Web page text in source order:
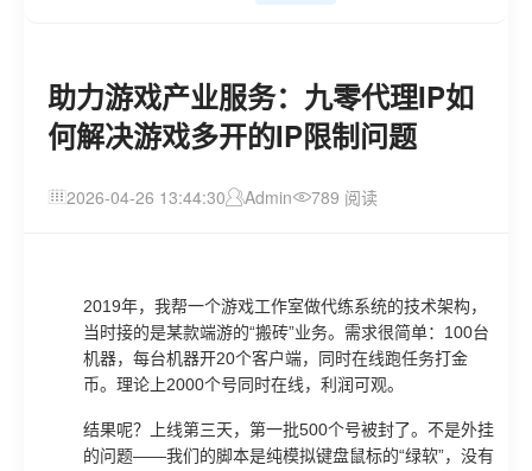
助力游戏产业服务：九零代理IP如
何解决游戏多开的IP限制问题
2026-04-26 13:44:30 Admin 789 阅读
2019年，我帮一个游戏工作室做代练系统的技术架构，
当时接的是某款端游的“搬砖”业务。需求很简单：100台
机器，每台机器开20个客户端，同时在线跑任务打金
币。理论上2000个号同时在线，利润可观。
结果呢？上线第三天，第一批500个号被封了。不是外挂
的问题——我们的脚本是纯模拟键盘鼠标的“绿软”，没有